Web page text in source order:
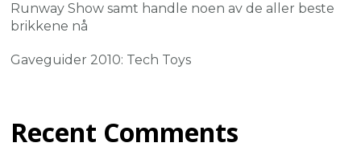
Runway Show samt handle noen av de aller beste
brikkene nå
Gaveguider 2010: Tech Toys
Recent Comments